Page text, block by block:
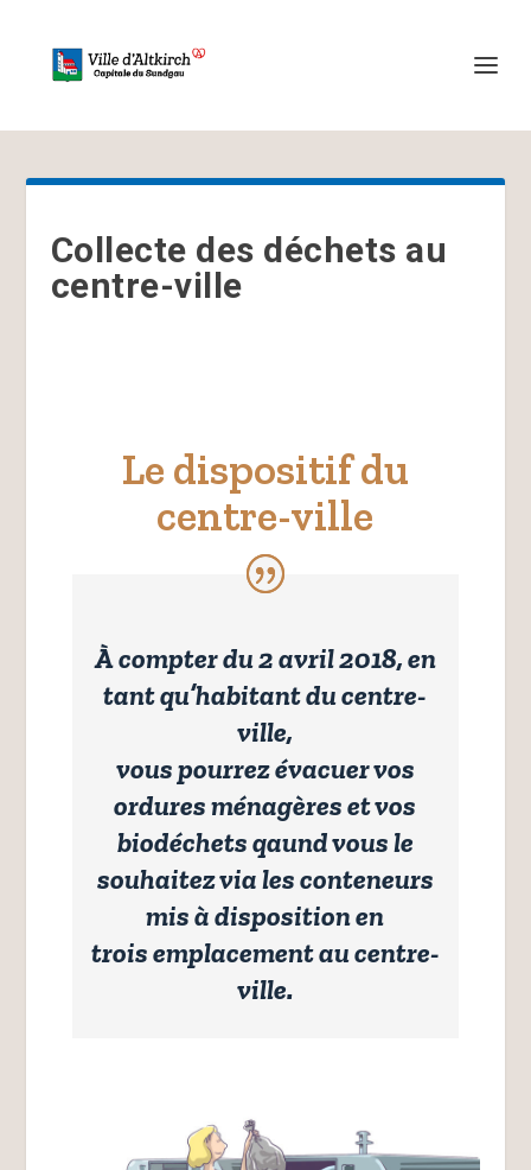
Collecte des déchets au
centre-ville
Le dispositif du
centre-ville
À compter du 2 avril 2018, en
tant qu’habitant du centre-
ville,
vous pourrez évacuer vos
ordures ménagères et vos
biodéchets qaund vous le
souhaitez via les conteneurs
mis à disposition en
trois emplacement au centre-
ville.